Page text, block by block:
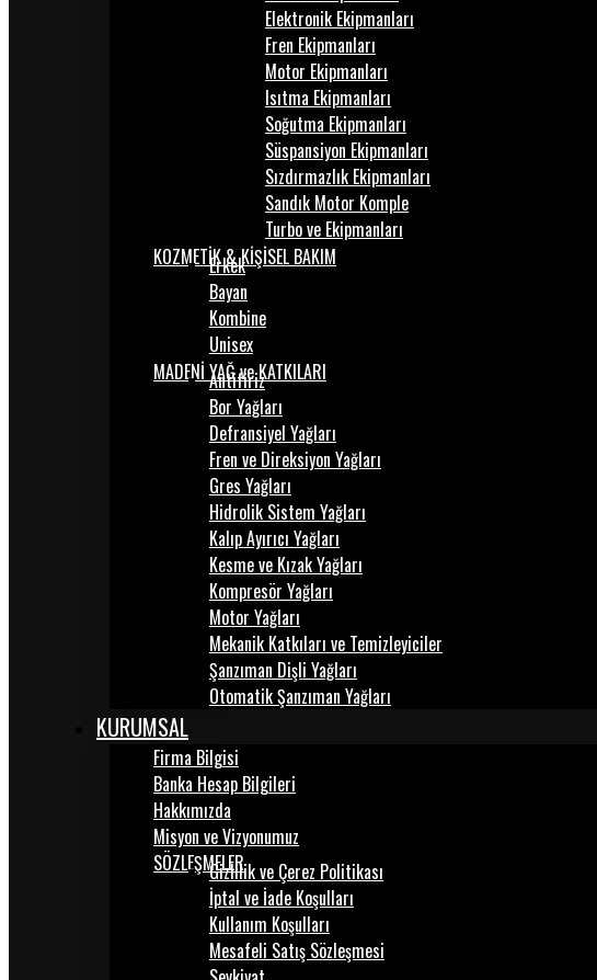
Elektronik Ekipmanları
Fren Ekipmanları
Motor Ekipmanları
Isıtma Ekipmanları
Soğutma Ekipmanları
Süspansiyon Ekipmanları
Sızdırmazlık Ekipmanları
Sandık Motor Komple
Turbo ve Ekipmanları
KOZMETİK & KİŞİSEL BAKIM
Erkek
Bayan
Kombine
Unisex
MADENİ YAĞ ve KATKILARI
Antifiriz
Bor Yağları
Defransiyel Yağları
Fren ve Direksiyon Yağları
Gres Yağları
Hidrolik Sistem Yağları
Kalıp Ayırıcı Yağları
Kesme ve Kızak Yağları
Kompresör Yağları
Motor Yağları
Mekanik Katkıları ve Temizleyiciler
Şanzıman Dişli Yağları
Otomatik Şanzıman Yağları
KURUMSAL
Firma Bilgisi
Banka Hesap Bilgileri
Hakkımızda
Misyon ve Vizyonumuz
SÖZLEŞMELERGizlilik ve Çerez Politikası
İptal ve İade Koşulları
Kullanım Koşulları
Mesafeli Satış Sözleşmesi